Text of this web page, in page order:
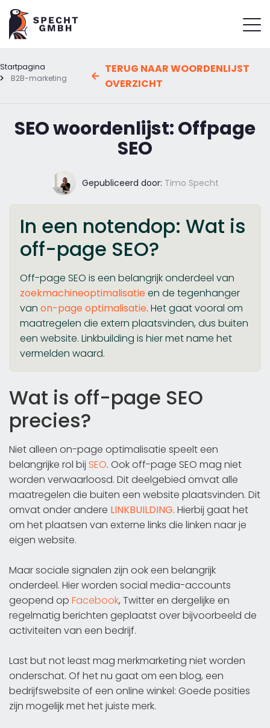
Startpagina
B2B-marketing
TERUG NAAR WOORDENLIJST
OVERZICHT
SEO woordenlijst: Offpage
SEO
Gepubliceerd door: Timo Specht
In een notendop: Wat is
off-page SEO?
Off-page SEO is een belangrijk onderdeel van
zoekmachineoptimalisatie en de tegenhanger
van on-page optimalisatie. Het gaat vooral om
maatregelen die extern plaatsvinden, dus buiten
een website. Linkbuilding is hier met name het
vermelden waard.
Wat is off-page SEO
precies?
Niet alleen on-page optimalisatie speelt een
belangrijke rol bij SEO. Ook off-page SEO mag niet
worden verwaarloosd. Dit deelgebied omvat alle
maatregelen die buiten een website plaatsvinden. Dit
omvat onder andere LINKBUILDING. Hierbij gaat het
om het plaatsen van externe links die linken naar je
eigen website.
Maar sociale signalen zijn ook een belangrijk
onderdeel. Hier worden social media-accounts
geopend op Facebook, Twitter en dergelijke en
regelmatig berichten geplaatst over bijvoorbeeld de
activiteiten van een bedrijf.
Last but not least mag merkmarketing niet worden
onderschat. Of het nu gaat om een blog, een
bedrijfswebsite of een online winkel: Goede posities
zijn mogelijk met het juiste merk.